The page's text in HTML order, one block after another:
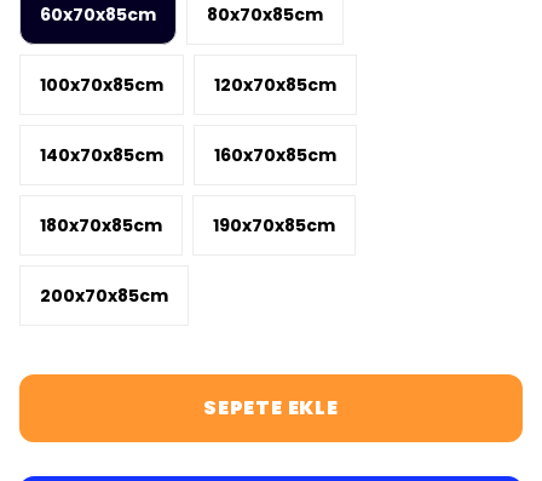
60x70x85cm 80x70x85cm
100x70x85cm 120x70x85cm
140x70x85cm 160x70x85cm
180x70x85cm 190x70x85cm
200x70x85cm
SEPETE EKLE